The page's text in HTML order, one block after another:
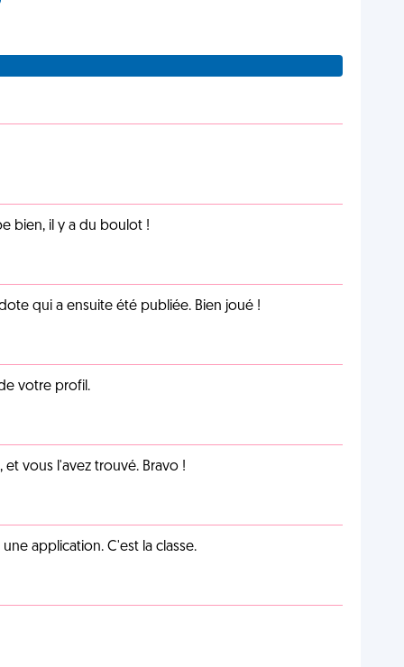
bien, il y a du boulot !
qui a ensuite été publiée. Bien joué !
votre profil.
vous l'avez trouvé. Bravo !
application. C'est la classe.